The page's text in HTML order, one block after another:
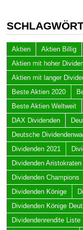
Aktien Aktien Billig
Aktien mit hoher
Aktien mit langer
Beste Aktien 2020
Beste Aktien Weltweit
DAX Dividenden
Deutsche
Dividenden 2021
Dividenden Aristokraten
Dividenden Champions
Dividenden Könige
Dividenden Könige
Dividendenrendite Liste